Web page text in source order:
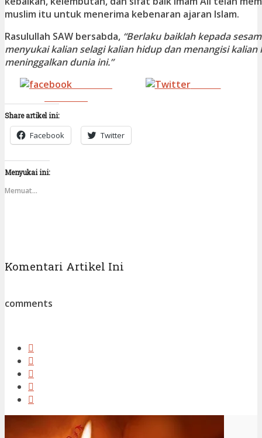
muslim itu untuk menerima kebenaran ajaran Islam.
Rasulullah SAW bersabda, “Berlaku baiklah kepada
menyukai kalian selagi kalian hidup dan menangisi kalian
meninggalkan dunia ini.”
Tweet
Share artikel ini:
Facebook Twitter
Menyukai ini:
Memuat...
Komentari Artikel Ini
comments